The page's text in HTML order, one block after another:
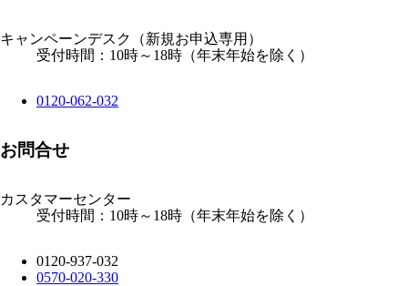
キャンペーンデスク
（新規お申込専用）
受付時間：10時～18時（年末年始を除く）
0120-062-032
お問合せ
カスタマーセンター
受付時間：10時～18時（年末年始を除く）
0120-937-032
0570-020-330